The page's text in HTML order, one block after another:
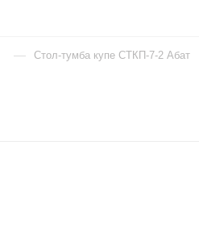
— Стол-тумба купе СТКП-7-2 Абат